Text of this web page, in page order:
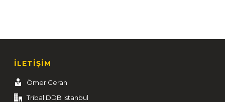
İLETİŞİM
Ömer Ceran
Tribal DDB Istanbul